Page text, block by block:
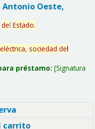
Oeste,
del Estado.
eléctrica, sociedad del
préstamo: Signatura
carrito